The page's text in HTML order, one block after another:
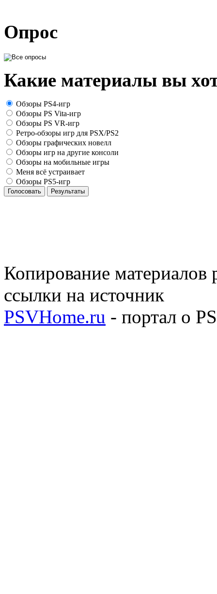
Опрос
Какие материалы вы
Обзоры PS4-игр
Обзоры PS Vita-игр
Обзоры PS VR-игр
Ретро-обзоры игр для PSX/PS2
Обзоры графических новелл
Обзоры игр на другие консоли
Обзоры на мобильные игры
Меня всё устраивает
Обзоры PS5-игр
Голосовать Результаты
Копирование материалов
ссылки на источник
PSVHome.ru - портал о